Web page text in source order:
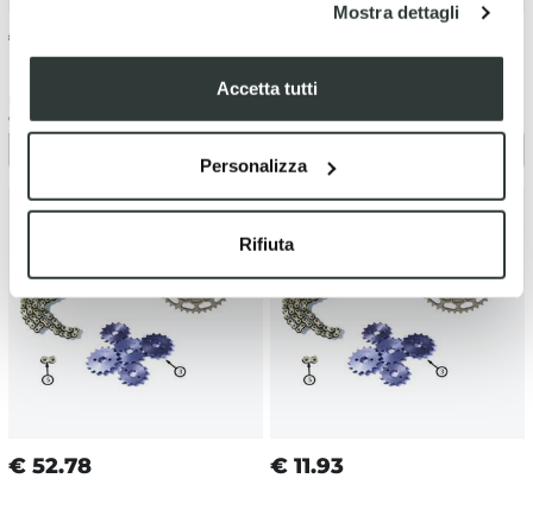
Mostra dettagli
Accetta tutti
Personalizza
Rifiuta
€
Pignone 420 14 denti originale
Ohvale GP2 (2021-2025)
Corona ergal duro 420 37 denti
originale Ohvale GP2 (2021-
2025)
€ 52.78 € 11.93